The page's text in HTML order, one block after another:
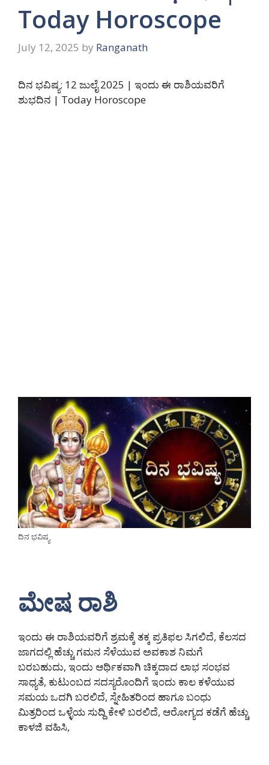
Today Horoscope
July 12, 2025 by Ranganath
ದಿನ ಭವಿಷ್ಯ: 12 ಜುಲೈ 2025 | ಇಂದು ಈ ರಾಶಿಯವರಿಗೆ
ಶುಭದಿನ | Today Horoscope
ದಿನ ಭವಿಷ್ಯ
ಮೇಷ ರಾಶಿ
ಇಂದು ಈ ರಾಶಿಯವರಿಗೆ ಶ್ರಮಕ್ಕೆ ತಕ್ಕ ಪ್ರತಿಫಲ ಸಿಗಲಿದೆ, ಕೆಲಸದ
ಜಾಗದಲ್ಲಿ ಹೆಚ್ಚು ಗಮನ ಸೆಳೆಯುವ ಅವಕಾಶ ನಿಮಗೆ
ಬರಬಹುದು, ಇಂದು ಆರ್ಥಿಕವಾಗಿ ಚಿಕ್ಕದಾದ ಲಾಭ ಸಂಭವ
ಸಾಧ್ಯತೆ, ಕುಟುಂಬದ ಸದಸ್ಯರೊಂದಿಗೆ ಇಂದು ಕಾಲ ಕಳೆಯುವ
ಸಮಯ ಒದಗಿ ಬರಲಿದೆ, ಸ್ನೇಹಿತರಿಂದ ಹಾಗೂ ಬಂಧು
ಮಿತ್ರರಿಂದ ಒಳ್ಳೆಯ ಸುದ್ದಿ ಕೇಳಿ ಬರಲಿದೆ, ಆರೋಗ್ಯದ ಕಡೆಗೆ ಹೆಚ್ಚು
ಕಾಳಜಿ ವಹಿಸಿ,